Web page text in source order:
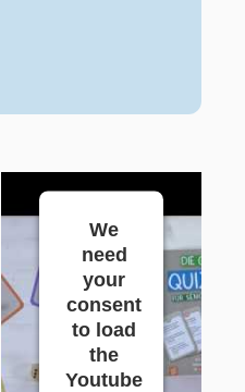
We
need
your
consent
to load
the
Youtube